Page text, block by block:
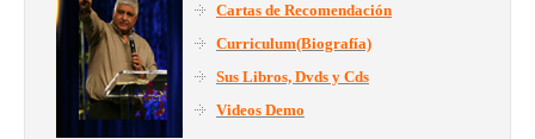
Cartas de Recomendación
Curriculum(Biografía)
Sus Libros, Dvds y Cds
Videos Demo